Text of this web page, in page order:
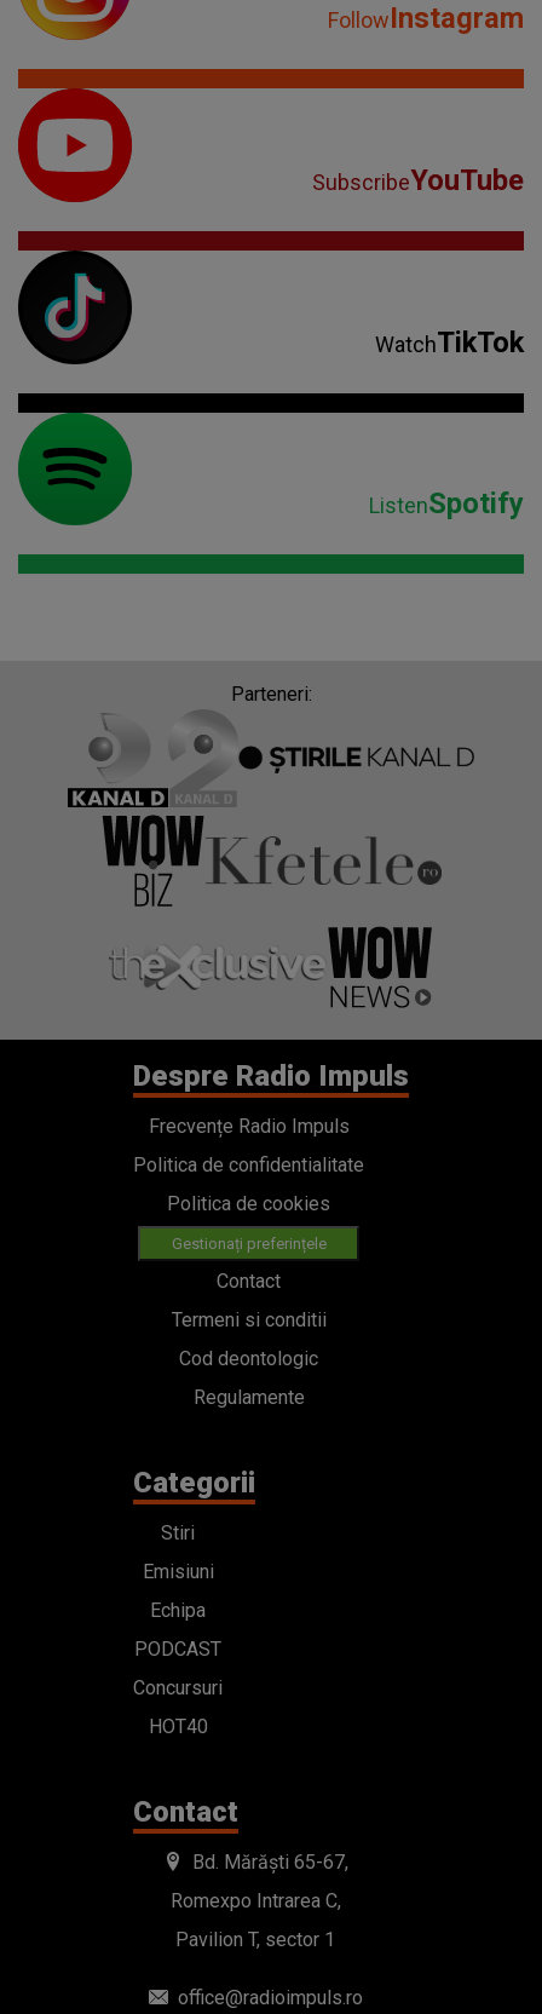
FollowInstagram
SubscribeYouTube
WatchTikTok
ListenSpotify
Parteneri:
Despre Radio Impuls
Frecvențe Radio Impuls
Politica de confidentialitate
Politica de cookies
Gestionați preferințele
Contact
Termeni si conditii
Cod deontologic
Regulamente
Categorii
Stiri
Emisiuni
Echipa
PODCAST
Concursuri
HOT40
Contact
Bd. Mărăști 65-67,
Romexpo Intrarea C,
Pavilion T, sector 1
office@radioimpuls.ro